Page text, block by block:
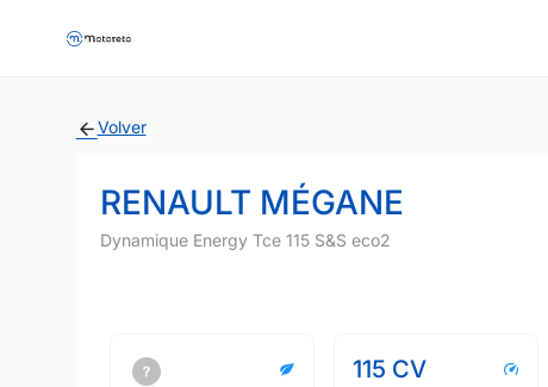
Volver
RENAULT MÉGANE
Dynamique Energy Tce 115 S&S eco2
115 CV